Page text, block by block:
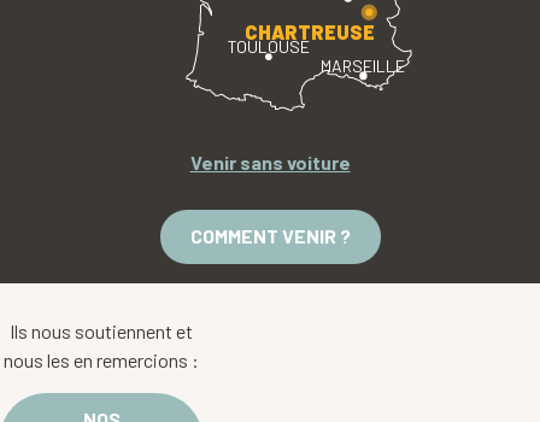
TOULOUSE
MARSEILLE
CHARTREUSE
Venir sans voiture
COMMENT VENIR ?
Ils nous soutiennent et
nous les en remercions :